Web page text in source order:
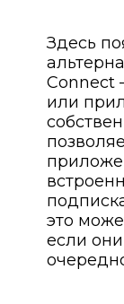
Здесь
Connect
или
это
если они